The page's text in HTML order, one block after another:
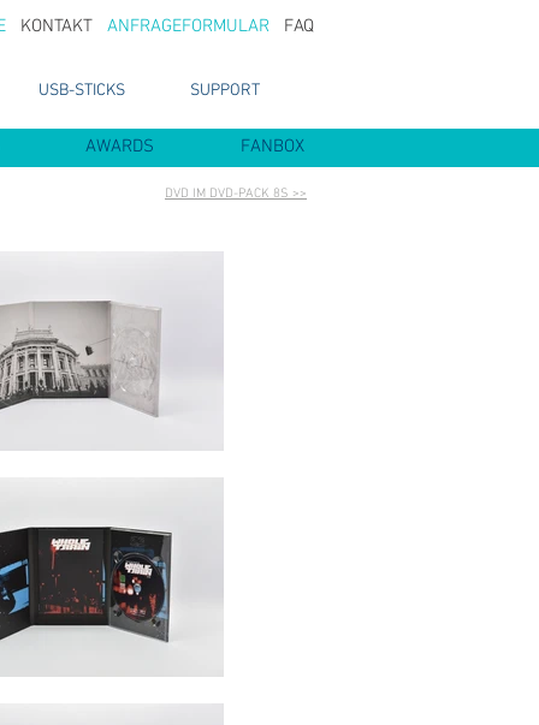
USB-STICKS SUPPORT
KONTAKT ANFRAGEFORMULAR FAQ
AWARDS FANBOX
DVD IM DVD-PACK 8S >>